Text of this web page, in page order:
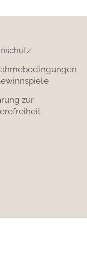
zur